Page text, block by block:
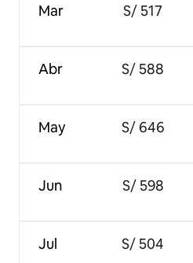
Mar
Abr
May
Jun
Jul
S/ 517
S/ 588
S/ 646
S/ 598
S/ 504